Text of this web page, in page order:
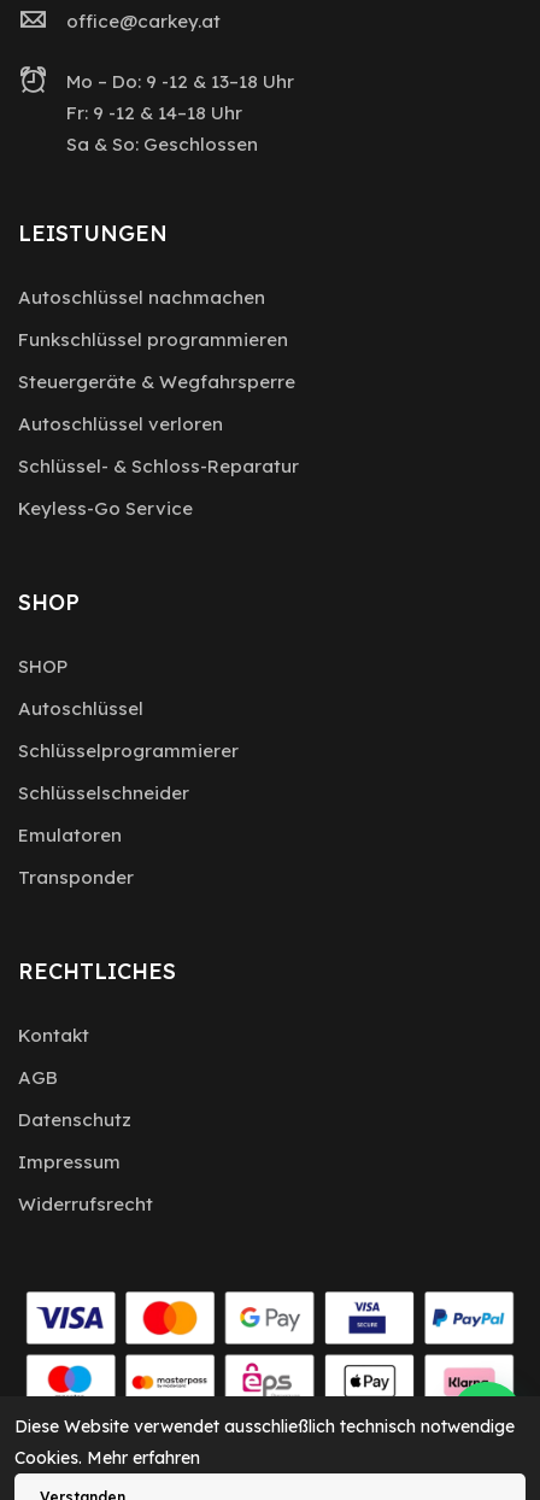
office@carkey.at
Mo – Do: 9 -12 & 13–18 Uhr
Fr: 9 -12 & 14–18 Uhr
Sa & So: Geschlossen
LEISTUNGEN
Autoschlüssel nachmachen
Funkschlüssel programmieren
Steuergeräte & Wegfahrsperre
Autoschlüssel verloren
Schlüssel- & Schloss-Reparatur
Keyless-Go Service
SHOP
SHOP
Autoschlüssel
Schlüsselprogrammierer
Schlüsselschneider
Emulatoren
Transponder
RECHTLICHES
Kontakt
AGB
Datenschutz
Impressum
Widerrufsrecht
CARKEY Solutions © 2026
Diese Website verwendet ausschließlich technisch notwendige
Cookies. Mehr erfahren